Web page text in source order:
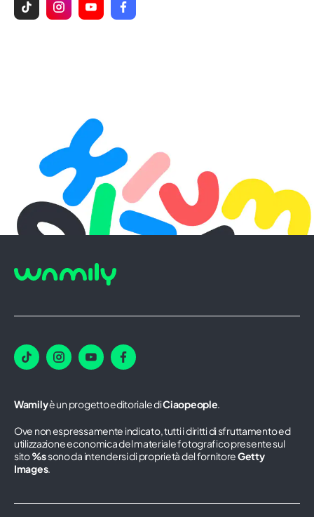
Wamilyè un progetto editoriale diCiaopeople.
Ove non espressamente indicato, tutti i diritti di sfruttamento ed
utilizzazione economica del materiale fotografico presente sul
sito%ssono da intendersi di proprietà del fornitoreGetty
Images.